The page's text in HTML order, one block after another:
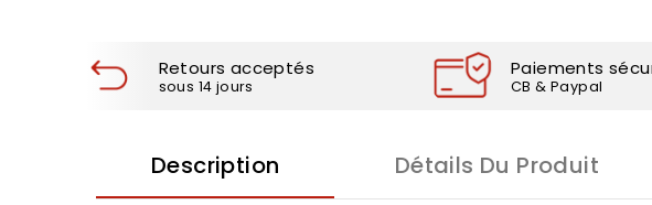
Retours acceptés
sous 14 jours
Paiements
CB & Paypal
Description Détails Du Produit